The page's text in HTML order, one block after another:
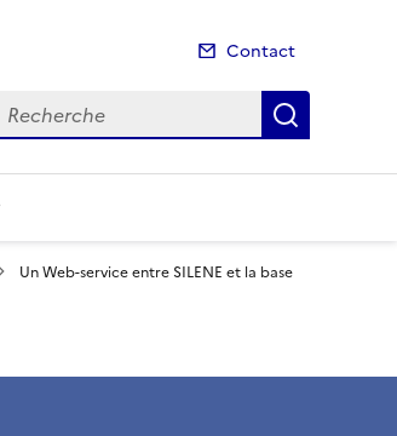
Contact
Recherche
Un Web-service entre SILENE et la base